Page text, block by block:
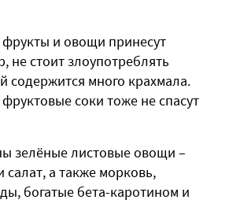
и овощи принесут
не стоит злоупотреблять
содержится много крахмала.
фруктовые соки тоже не спасут
зелёные листовые овощи –
салат, а также морковь,
богатые бета-каротином и